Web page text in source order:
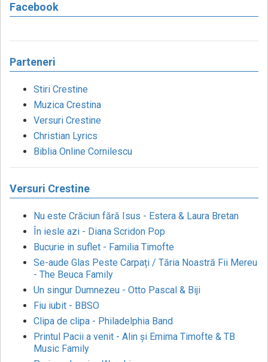
Facebook
Parteneri
Stiri Crestine
Muzica Crestina
Versuri Crestine
Christian Lyrics
Biblia Online Cornilescu
Versuri Crestine
Nu este Crăciun fără Isus - Estera & Laura Bretan
În iesle azi - Diana Scridon Pop
Bucurie in suflet - Familia Timofte
Se-aude Glas Peste Carpați / Tăria Noastră Fii Mereu
- The Beuca Family
Un singur Dumnezeu - Otto Pascal & Biji
Fiu iubit - BBSO
Clipa de clipa - Philadelphia Band
Printul Pacii a venit - Alin și Emima Timofte & TB
Music Family